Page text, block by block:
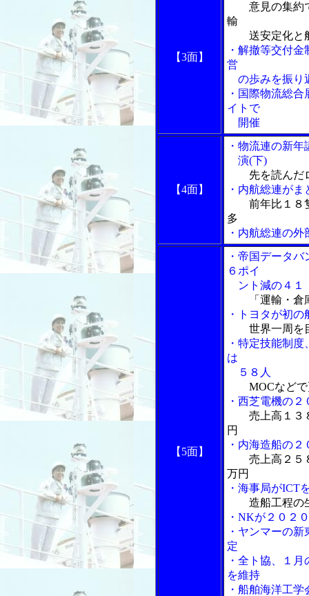
【3面】
意見の集約
輸
送安定化と船
・解撤等交付
営
の歩みを振り
・国際物流総
イトで
開催
【4面】
・物流連の新
演(下)
先を読んだ
・内航総連が
前年比１８
多
・内航総連の
【5面】
・帝国データ
６ポイ
ント減の４１
「運輸・
・トヨタが初
世界一周を
・特定技能制
は
５８人
MOCなど
・西芝電機の
売上高１３
円
・内海造船の
売上高２５
万円
・海事局がICT
造船工程の
・NKが２０２
・ヤンマーの
定
・全ト協、１
を維持
・船舶海洋工